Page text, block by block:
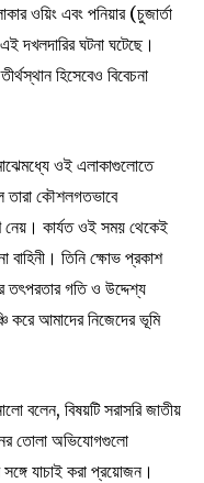
ওয়িং এবং পনিয়ার (চুজার্তা
দখলদারির ঘটনা ঘটেছে।
হিসেবেও বিবেচনা
ওই এলাকাগুলোতে
তারা কৌশলগতভাবে
নেয়। কার্যত ওই সময় থেকেই
বাহিনী। তিনি ক্ষোভ প্রকাশ
তৎপরতার গতি ও উদ্দেশ্য
আমাদের নিজেদের ভূমি
বলেন, বিষয়টি সরাসরি জাতীয়
তোলা অভিযোগগুলো
যাচাই করা প্রয়োজন।